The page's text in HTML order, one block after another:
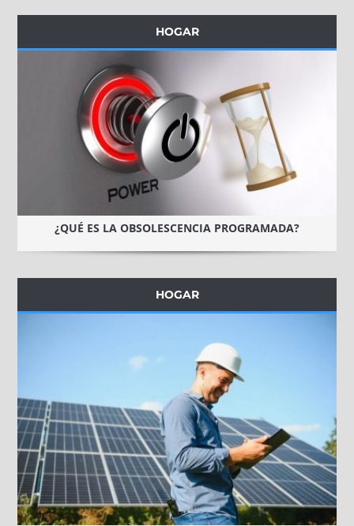
HOGAR
¿QUÉ ES LA OBSOLESCENCIA PROGRAMADA?
HOGAR